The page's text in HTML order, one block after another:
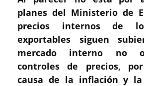
planes del Ministerio de
precios internos de
exportables siguen
mercado interno no
controles de precios,
causa de la inflación y la